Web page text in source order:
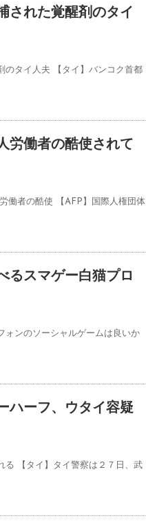
された覚醒剤のタイ
のタイ人夫 【タイ】バンコク首都
労働者の酷使されて
働者の酷使 【AFP】国際人権団体
るスマゲー白猫プロ
ォンのソーシャルゲームは良いか
ハーフ、ウタイ容疑
る 【タイ】タイ警察は２７日、武